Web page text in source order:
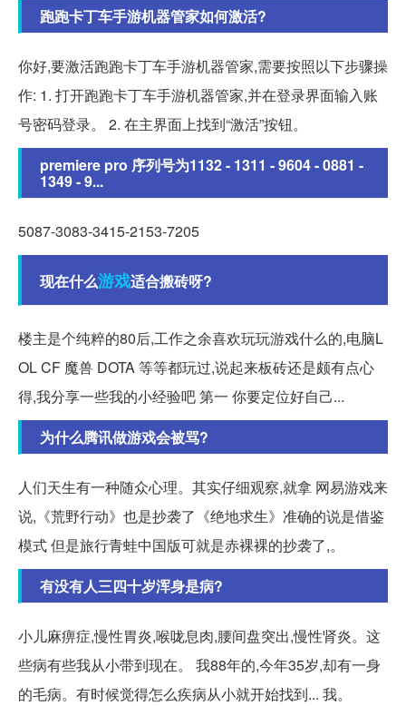
跑跑卡丁车手游机器管家如何激活?
你好,要激活跑跑卡丁车手游机器管家,需要按照以下步骤操
作: 1. 打开跑跑卡丁车手游机器管家,并在登录界面输入账
号密码登录。 2. 在主界面上找到“激活”按钮。
premiere pro 序列号为1132 - 1311 - 9604 - 0881 -
1349 - 9...
5087-3083-3415-2153-7205
现在什么游戏适合搬砖呀?
楼主是个纯粹的80后,工作之余喜欢玩玩游戏什么的,电脑L
OL CF 魔兽 DOTA 等等都玩过,说起来板砖还是颇有点心
得,我分享一些我的小经验吧 第一 你要定位好自己...
为什么腾讯做游戏会被骂?
人们天生有一种随众心理。其实仔细观察,就拿 网易游戏来
说,《荒野行动》也是抄袭了《绝地求生》准确的说是借鉴
模式 但是旅行青蛙中国版可就是赤裸裸的抄袭了,。
有没有人三四十岁浑身是病?
小儿麻痹症,慢性胃炎,喉咙息肉,腰间盘突出,慢性肾炎。这
些病有些我从小带到现在。 我88年的,今年35岁,却有一身
的毛病。有时候觉得怎么疾病从小就开始找到... 我。